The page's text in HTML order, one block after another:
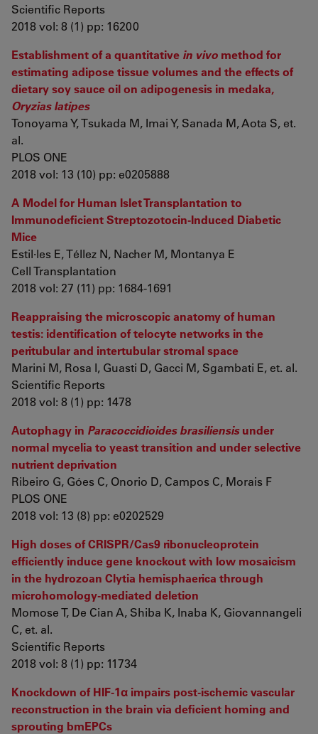
Scientific Reports
2018 vol: 8 (1) pp: 16200
Establishment of a quantitative in vivo method for
estimating adipose tissue volumes and the effects of
dietary soy sauce oil on adipogenesis in medaka,
Oryzias latipes
Tonoyama Y, Tsukada M, Imai Y, Sanada M, Aota S, et.
al.
PLOS ONE
2018 vol: 13 (10) pp: e0205888
A Model for Human Islet Transplantation to
Immunodeficient Streptozotocin-Induced Diabetic
Mice
Estil·les E, Téllez N, Nacher M, Montanya E
Cell Transplantation
2018 vol: 27 (11) pp: 1684-1691
Reappraising the microscopic anatomy of human
testis: identification of telocyte networks in the
peritubular and intertubular stromal space
Marini M, Rosa I, Guasti D, Gacci M, Sgambati E, et. al.
Scientific Reports
2018 vol: 8 (1) pp: 1478
Autophagy in Paracoccidioides brasiliensisunder
normal mycelia to yeast transition and under selective
nutrient deprivation
Ribeiro G, Góes C, Onorio D, Campos C, Morais F
PLOS ONE
2018 vol: 13 (8) pp: e0202529
High doses of CRISPR/Cas9 ribonucleoprotein
efficiently induce gene knockout with low mosaicism
in the hydrozoan Clytia hemisphaerica through
microhomology-mediated deletion
Momose T, De Cian A, Shiba K, Inaba K, Giovannangeli
C, et. al.
Scientific Reports
2018 vol: 8 (1) pp: 11734
Knockdown of HIF-1α impairs post-ischemic vascular
reconstruction in the brain via deficient homing and
sprouting bmEPCs